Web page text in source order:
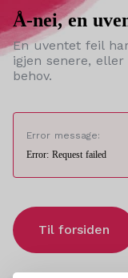
Å-nei, en
En uventet feil
igjen senere,
behov.
Error message:
Error: Request failed
Til forsiden